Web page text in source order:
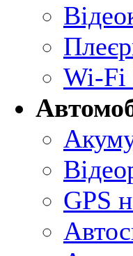
Wi-Fi
GPS